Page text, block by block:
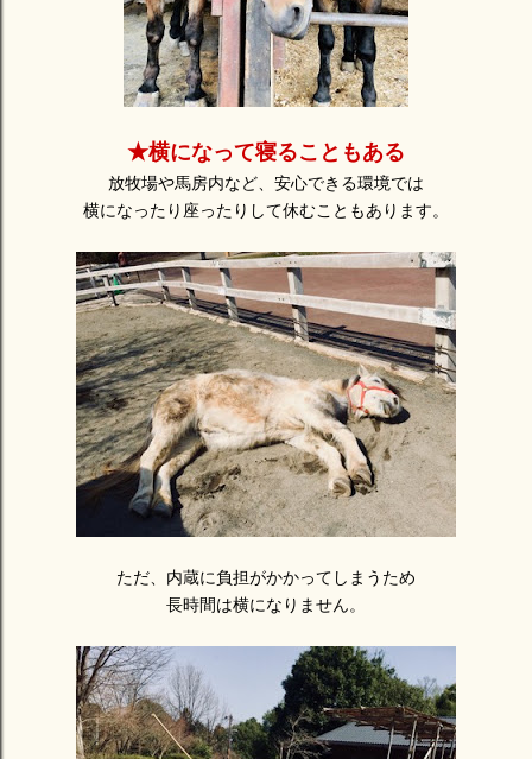
★横になって寝ることもある
放牧場や馬房内など、安心できる環境では
横になったり座ったりして休むこともあります。
ただ、内蔵に負担がかかってしまうため
長時間は横になりません。